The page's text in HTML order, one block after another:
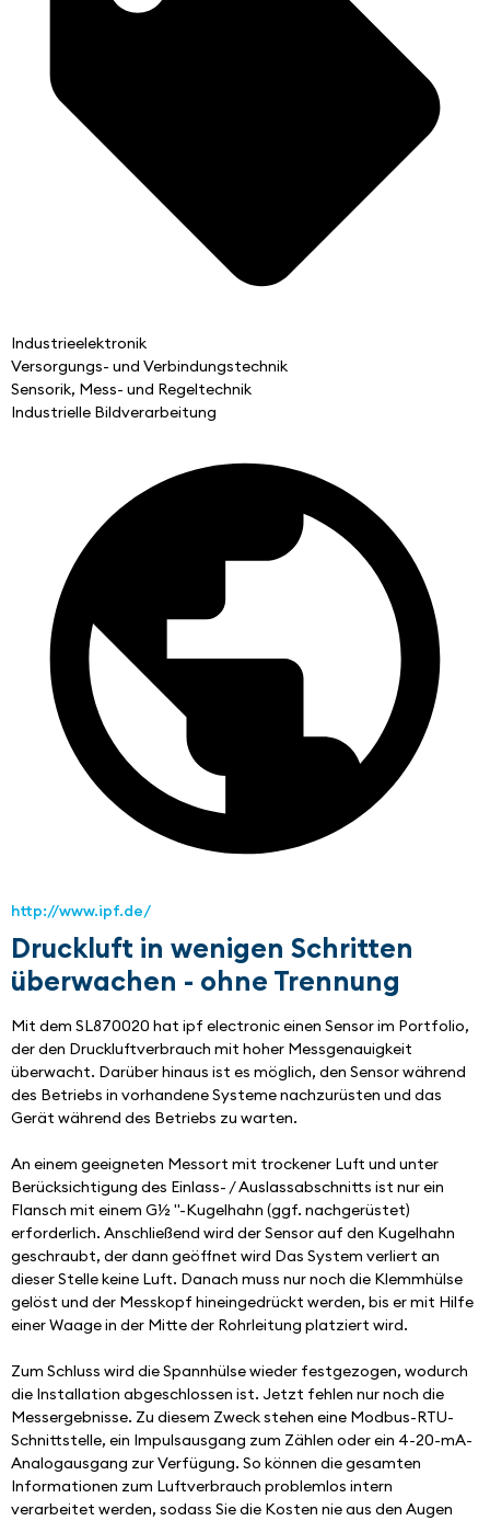
Industrieelektronik
Versorgungs- und Verbindungstechnik
Sensorik, Mess- und Regeltechnik
Industrielle Bildverarbeitung
http://www.ipf.de/
Druckluft in wenigen Schritten
überwachen - ohne Trennung
Mit dem SL870020 hat ipf electronic einen Sensor im Portfolio,
der den Druckluftverbrauch mit hoher Messgenauigkeit
überwacht. Darüber hinaus ist es möglich, den Sensor während
des Betriebs in vorhandene Systeme nachzurüsten und das
Gerät während des Betriebs zu warten.
An einem geeigneten Messort mit trockener Luft und unter
Berücksichtigung des Einlass- / Auslassabschnitts ist nur ein
Flansch mit einem G½ "-Kugelhahn (ggf. nachgerüstet)
erforderlich. Anschließend wird der Sensor auf den Kugelhahn
geschraubt, der dann geöffnet wird Das System verliert an
dieser Stelle keine Luft. Danach muss nur noch die Klemmhülse
gelöst und der Messkopf hineingedrückt werden, bis er mit Hilfe
einer Waage in der Mitte der Rohrleitung platziert wird.
Zum Schluss wird die Spannhülse wieder festgezogen, wodurch
die Installation abgeschlossen ist. Jetzt fehlen nur noch die
Messergebnisse. Zu diesem Zweck stehen eine Modbus-RTU-
Schnittstelle, ein Impulsausgang zum Zählen oder ein 4-20-mA-
Analogausgang zur Verfügung. So können die gesamten
Informationen zum Luftverbrauch problemlos intern
verarbeitet werden, sodass Sie die Kosten nie aus den Augen